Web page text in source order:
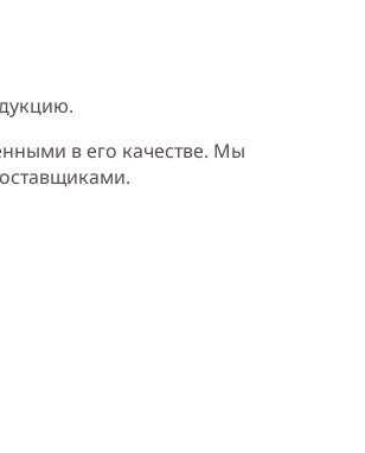
в его качестве. Мы